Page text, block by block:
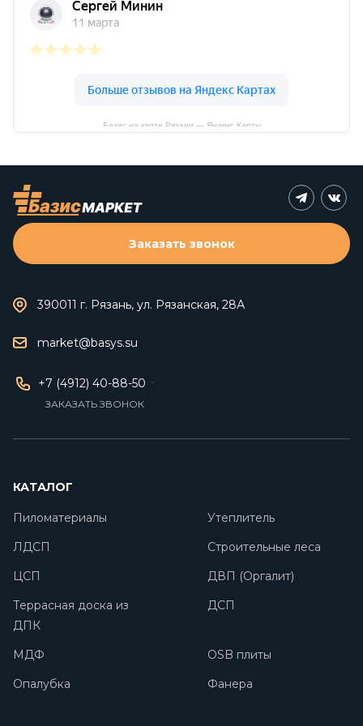
Базис на карте Рязани — Яндекс Карты
390011 г. Рязань, ул. Рязанская, 28А
market@basys.su
+7 (4912) 40-88-50
ЗАКАЗАТЬ ЗВОНОК
Заказать звонок
КАТАЛОГ
Пиломатериалы
Утеплитель
ЛДСП
Строительные леса
ЦСП
ДВП (Оргалит)
Террасная доска из
ДПК
ДСП
МДФ
OSB плиты
Опалубка
Фанера